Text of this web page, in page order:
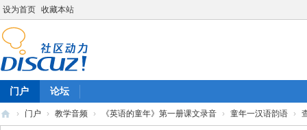
设为首页 收藏本站
门户 论坛
› 门户 › 教学音频 › 《英语的童年》第一册课文录音 › 童年一汉语韵语 ›